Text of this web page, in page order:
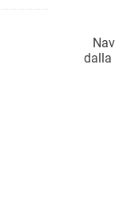
dalla